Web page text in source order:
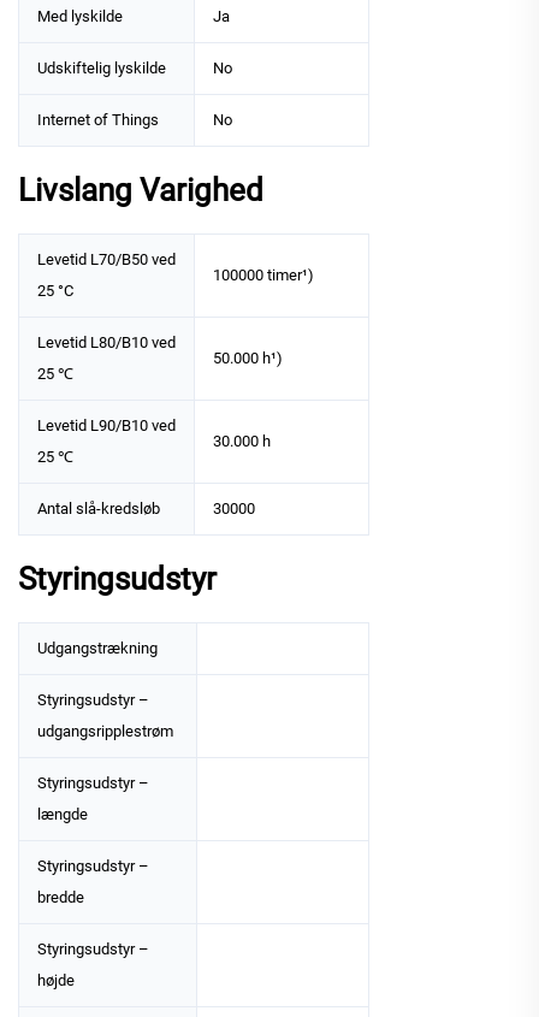
Med lyskilde Ja
Udskiftelig lyskilde No
Internet of Things No
Livslang Varighed
Levetid L70/B50 ved
25 °C
100000 timer¹)
Levetid L80/B10 ved
25 ℃
50.000 h¹)
Levetid L90/B10 ved
25 ℃
30.000 h
Antal slå-kredsløb 30000
Styringsudstyr
Udgangstrækning
Styringsudstyr –
udgangsripplestrøm
Styringsudstyr –
længde
Styringsudstyr –
bredde
Styringsudstyr –
højde